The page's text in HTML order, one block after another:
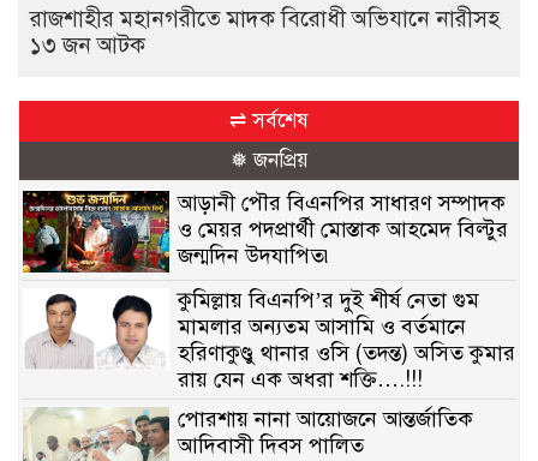
রাজশাহীর মহানগরীতে মাদক বিরোধী অভিযানে নারীসহ
১৩ জন আটক
⇌ সর্বশেষ
❅ জনপ্রিয়
আড়ানী পৌর বিএনপির সাধারণ সম্পাদক
ও মেয়র পদপ্রার্থী মোস্তাক আহমেদ বিল্টুর
জন্মদিন উদযাপিত৷
কুমিল্লায় বিএনপি’র দুই শীর্ষ নেতা গুম
মামলার অন্যতম আসামি ও বর্তমানে
হরিণাকুণ্ডু থানার ওসি (তদন্ত) অসিত কুমার
রায় যেন এক অধরা শক্তি….!!!
পোরশায় নানা আয়োজনে আন্তর্জাতিক
আদিবাসী দিবস পালিত